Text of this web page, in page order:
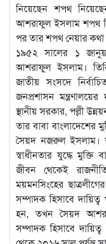
নিয়েছেন শপথ
আশরাফুল ইসলাম শপথ
পর তার শপথ নেয়ার কথা
১৯৫২ সালের ১
আশরাফুল ইসলাম।
জাতীয় সংসদে
জনপ্রশাসন মন্ত্রণালয়ের
স্থানীয় সরকার, পল্লী
তার বাবা বাংলাদেশের
সৈয়দ নজরুল ইসলাম।
স্বাধীনতার যুদ্ধে
জীবন থেকেই
ময়মনসিংহের
সম্পাদক হিসাবে
হন, তখন সৈয়দ
সম্পাদক হিসাবে